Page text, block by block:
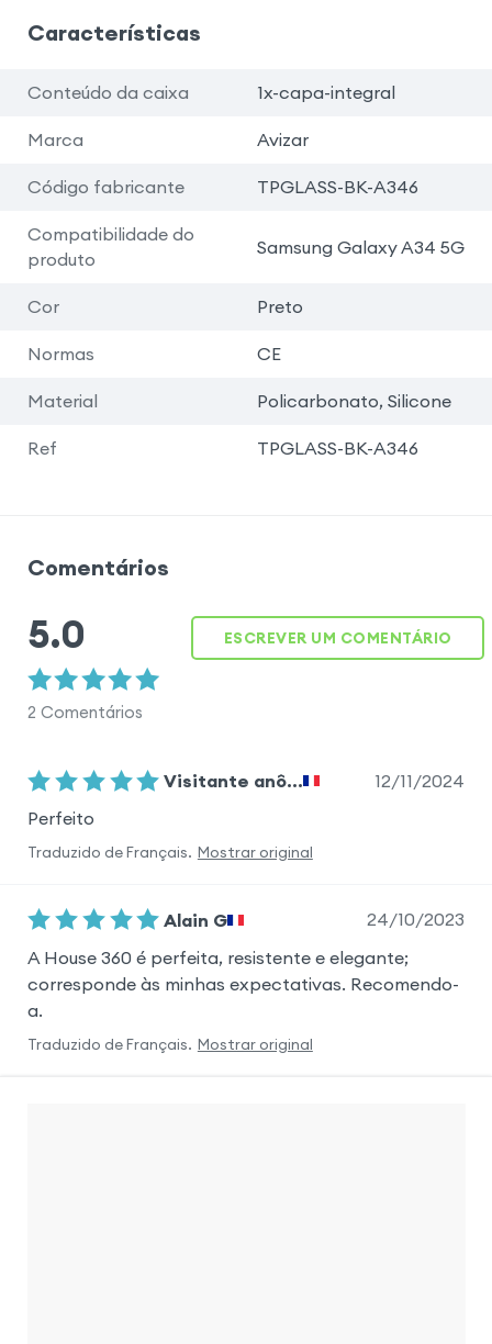
Características
Conteúdo da caixa 1x-capa-integral
Marca Avizar
Código fabricante TPGLASS-BK-A346
Compatibilidade do
produto
Samsung Galaxy A34 5G
Cor Preto
Normas CE
Material Policarbonato, Silicone
Ref TPGLASS-BK-A346
Comentários
5.0
2 Comentários
ESCREVER UM COMENTÁRIO
Visitante anô...
12/11/2024
Perfeito
Traduzido deFrançais. Mostrar original
Alain G
24/10/2023
A House 360 é perfeita, resistente e elegante;
corresponde às minhas expectativas. Recomendo-
a.
Traduzido deFrançais. Mostrar original